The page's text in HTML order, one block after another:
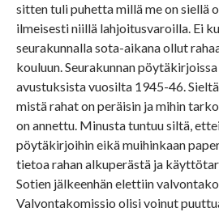
sitten tuli puhetta millä me on siellä
ilmeisesti niillä lahjoitusvaroilla. Ei
seurakunnalla sota-aikana ollut
kouluun. Seurakunnan
avustuksista vuosilta 1945-46.
mistä rahat on peräisin ja mihin
on annettu. Minusta tuntuu siltä,
pöytäkirjoihin eikä muihinkaan
tietoa rahan alkuperästä ja
Sotien jälkeenhän elettiin
Valvontakomissio olisi voinut